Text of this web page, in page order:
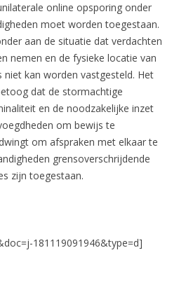
online opsporing onder
moet worden toegestaan.
aan de situatie dat verdachten
nemen en de fysieke locatie van
niet kan worden vastgesteld. Het
dat de stormachtige
en de noodzakelijke inzet
om bewijs te
om afspraken met elkaar te
grensoverschrijdende
zijn toegestaan.
181119091946&type=d]